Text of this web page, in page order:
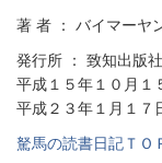
著 者 ： バイマーヤ
発行所 ： 致知出版社
平成１５年１０月１
平成２３年１月１７
駑馬の読書日記ＴＯ